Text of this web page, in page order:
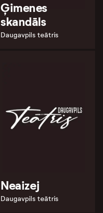
Ģimenes
skandāls
Daugavpils teātris
Neaizej
Daugavpils teātris